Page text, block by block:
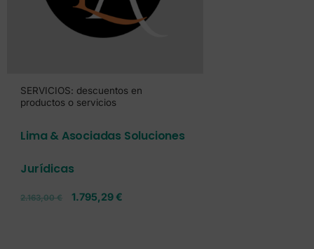
SERVICIOS: descuentos en
productos o servicios
Lima & Asociadas Soluciones
Jurídicas
2.163,00€ 1.795,29 €